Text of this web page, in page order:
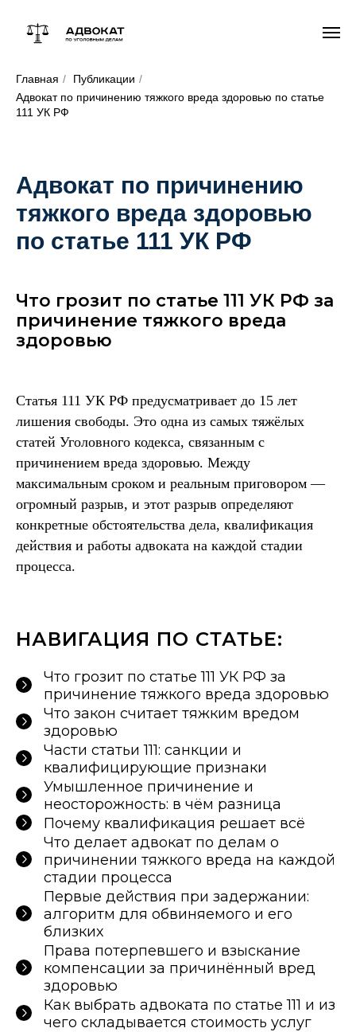
Главная / Публикации /
Адвокат по причинению тяжкого вреда здоровью по статье
111 УК РФ
Адвокат по причинению
тяжкого вреда здоровью
по статье 111 УК РФ
Что грозит по статье 111 УК РФ за
причинение тяжкого вреда
здоровью
Статья 111 УК РФ предусматривает до 15 лет
лишения свободы. Это одна из самых тяжёлых
статей Уголовного кодекса, связанным с
причинением вреда здоровью. Между
максимальным сроком и реальным приговором —
огромный разрыв, и этот разрыв определяют
конкретные обстоятельства дела, квалификация
действия и работы адвоката на каждой стадии
процесса.
НАВИГАЦИЯ ПО СТАТЬЕ:
Что грозит по статье 111 УК РФ за
причинение тяжкого вреда здоровью
Что закон считает тяжким вредом
здоровью
Части статьи 111: санкции и
квалифицирующие признаки
Умышленное причинение и
неосторожность: в чём разница
Почему квалификация решает всё
Что делает адвокат по делам о
причинении тяжкого вреда на каждой
стадии процесса
Первые действия при задержании:
алгоритм для обвиняемого и его
близких
Права потерпевшего и взыскание
компенсации за причинённый вред
здоровью
Как выбрать адвоката по статье 111 и из
чего складывается стоимость услуг